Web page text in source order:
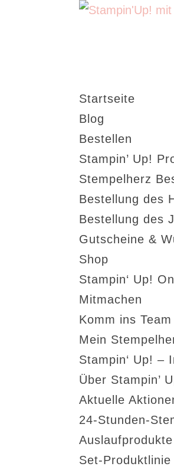
Startseite
Blog
Bestellen
Stampin’ Up!
Stempelherz
Bestellung des
Bestellung des
Gutscheine &
Shop
Stampin‘ Up!
Mitmachen
Komm ins
Mein
Stampin‘ Up! –
Über Stampin’
Aktuelle
24-Stunden-
Auslaufprodukte
Set-